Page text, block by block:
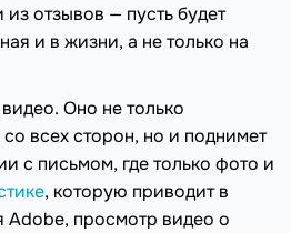
отзывов — пусть будет
и в жизни, а не только на
Оно не только
всех сторон, но и поднимет
с письмом, где только фото и
, которую приводит в
Adobe, просмотр видео о